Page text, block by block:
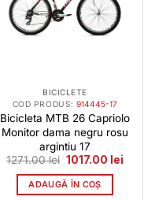
BICICLETE
COD PRODUS:914445-17
Bicicleta MTB 26 Capriolo
Monitor dama negru rosu
argintiu 17
1271.00lei Prețul
a
fost:
1017.00 lei
ADAUGĂ ÎN COȘ